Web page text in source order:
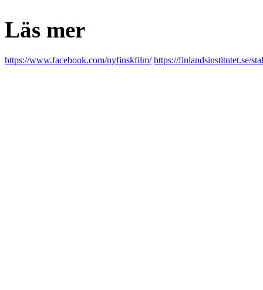
Läs mer
https://www.facebook.com/nyfinskfilm/ https://finlandsinstitutet.se/